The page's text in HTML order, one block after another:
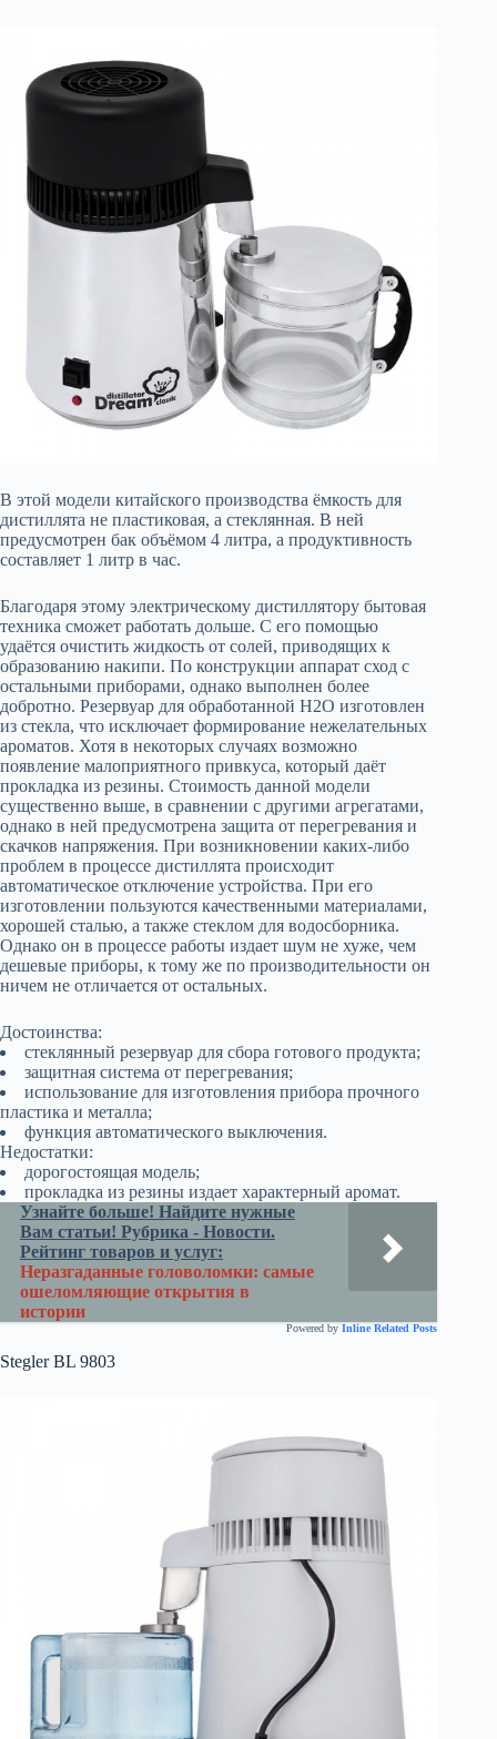
В этой модели китайского производства ёмкость для
дистиллята не пластиковая, а стеклянная. В ней
предусмотрен бак объёмом 4 литра, а продуктивность
составляет 1 литр в час.
Благодаря этому электрическому дистиллятору бытовая
техника сможет работать дольше. С его помощью
удаётся очистить жидкость от солей, приводящих к
образованию накипи. По конструкции аппарат сход с
остальными приборами, однако выполнен более
добротно. Резервуар для обработанной H2O изготовлен
из стекла, что исключает формирование нежелательных
ароматов. Хотя в некоторых случаях возможно
появление малоприятного привкуса, который даёт
прокладка из резины. Стоимость данной модели
существенно выше, в сравнении с другими агрегатами,
однако в ней предусмотрена защита от перегревания и
скачков напряжения. При возникновении каких-либо
проблем в процессе дистиллята происходит
автоматическое отключение устройства. При его
изготовлении пользуются качественными материалами,
хорошей сталью, а также стеклом для водосборника.
Однако он в процессе работы издает шум не хуже, чем
дешевые приборы, к тому же по производительности он
ничем не отличается от остальных.
Достоинства:
стеклянный резервуар для сбора готового продукта;
защитная система от перегревания;
использование для изготовления прибора прочного
пластика и металла;
функция автоматического выключения.
Недостатки:
дорогостоящая модель;
прокладка из резины издает характерный аромат.
Узнайте больше! Найдите нужные
Вам статьи! Рубрика - Новости.
Рейтинг товаров и услуг:
Неразгаданные головоломки: самые
ошеломляющие открытия в
истории
Powered by Inline Related Posts
Stegler BL 9803